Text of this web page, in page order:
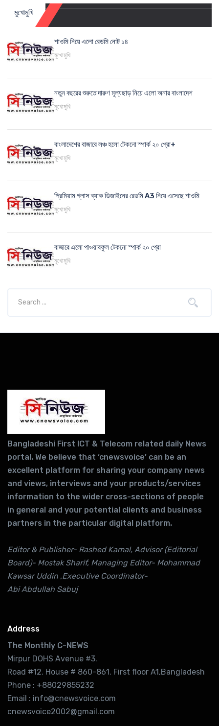
মুখোমুখি
শাওমি নিয়ে এলো রেডমি নোট ১৪
মুখোমুখি
নতুন বছরের শুরুতে দারুণ মূল্যছাড় নিয়ে এলো অনার বাংলাদেশ
মুখোমুখি
বাংলাদেশের বাজারে লঞ্চ হলো টেকনো স্পার্ক ২০ প্রো+
মুখোমুখি
প্রিমিয়াম গ্লাস ব্যাক ডিজাইনের রেডমি A3 নিয়ে এসেছে শাওমি
মুখোমুখি
বাজারে এলো পাওয়ারফুল টেকনো স্পার্ক ২০ প্রো
মুখোমুখি
Bangladeshi First ICT & Telecom related daily News
portal. We believe that ‘cnewsvoice’ can be an
excellent platform for sharing your company news
and views, interviews and your products/services
information to the wider cross-sections of people
in general and your potential clients and business
partners in the particular digital platform.
Editor & Publisher- Rashed Kamal, Advisor (Editorial
Board)- Mostak Sharif, Managing Editor- Mohammad
Kawsar Uddin ,Executive Coordinator-
Abi Abdullah Sabuj
Address
The Monthly C-NEWS
Mirpur DOHS Avenue #3.
Road #12. House # 860-861. First floor A1,Bangladesh
Phone : +88029855232
Email : info@cnewsvoice.com
cnewsvoice2002@gmail.com